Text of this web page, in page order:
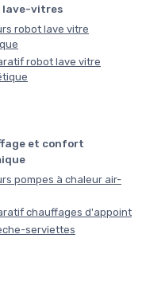
lave-vitres
robot lave vitre
robot lave vitre
et confort
pompes à chaleur air-
chauffages d'appoint
serviettes